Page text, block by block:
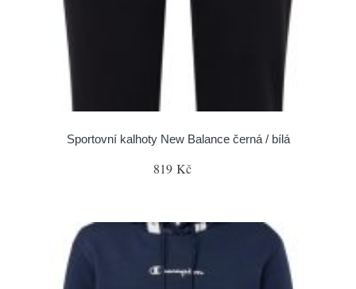
Sportovní kalhoty New Balance černá / bílá
819 Kč